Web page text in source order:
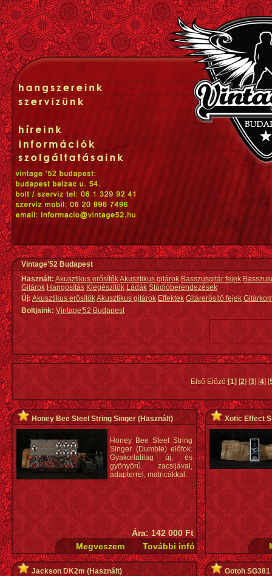
Vintage'52 Budapest
Használt: Akusztikus erősítőkAkusztikus gitárok Basszusgitár fejek
Gitárok Hangosítás Kiegészítők Ládák Stúdióberendezések
Új:Akusztikus erősítőkAkusztikus gitárok Effektek Gitárerősítő fejek
Boltjaink: Vintage'52 Budapest
Első Előző [1][2] [3] [4] [
Honey Bee Steel String Singer(Használt)
Honey Bee Steel String
Singer (Dumble) előfok.
Gyakorlatilag új, és
gyönyörű. zacsijával,
adapterrel, matricákkal.
Ára: 142 000 Ft
Xotic Effect
Jackson DK2m(Használt) Gotoh SG381